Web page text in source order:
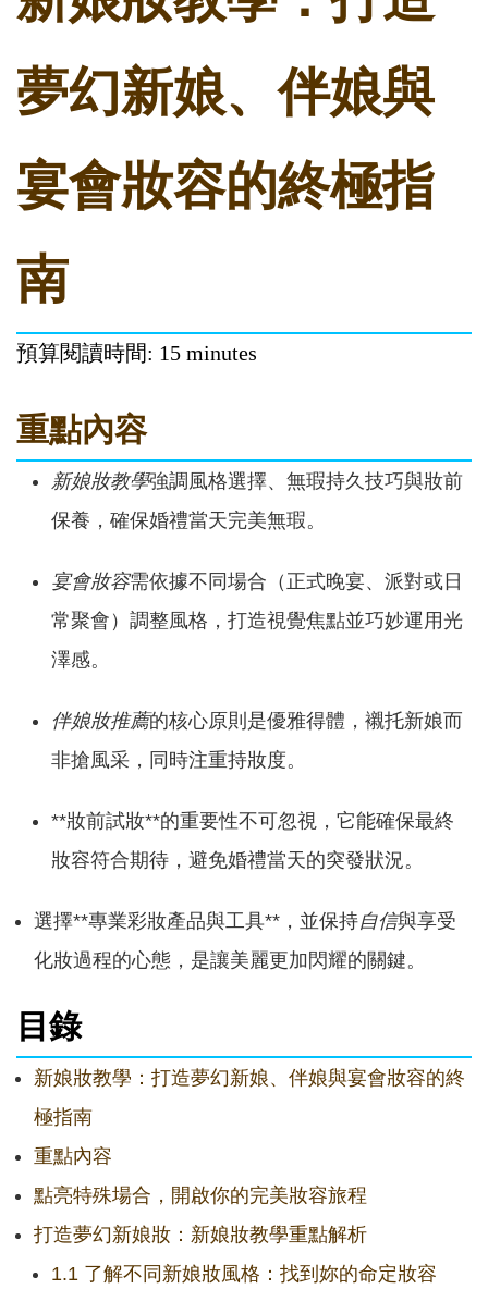
夢幻新娘、伴娘與
宴會妝容的終極指
南
預算閱讀時間: 15 minutes
重點內容
新娘妝教學強調風格選擇、無瑕持久技巧與妝前
保養，確保婚禮當天完美無瑕。
宴會妝容需依據不同場合（正式晚宴、派對或日
常聚會）調整風格，打造視覺焦點並巧妙運用光
澤感。
伴娘妝推薦的核心原則是優雅得體，襯托新娘而
非搶風采，同時注重持妝度。
**妝前試妝**的重要性不可忽視，它能確保最終
妝容符合期待，避免婚禮當天的突發狀況。
選擇**專業彩妝產品與工具**，並保持自信與享受
化妝過程的心態，是讓美麗更加閃耀的關鍵。
目錄
新娘妝教學：打造夢幻新娘、伴娘與宴會妝容的終
極指南
重點內容
點亮特殊場合，開啟你的完美妝容旅程
打造夢幻新娘妝：新娘妝教學重點解析
1.1 了解不同新娘妝風格：找到妳的命定妝容